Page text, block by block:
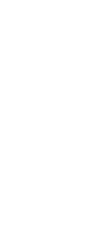
れた埼玉新
大宮国道事務